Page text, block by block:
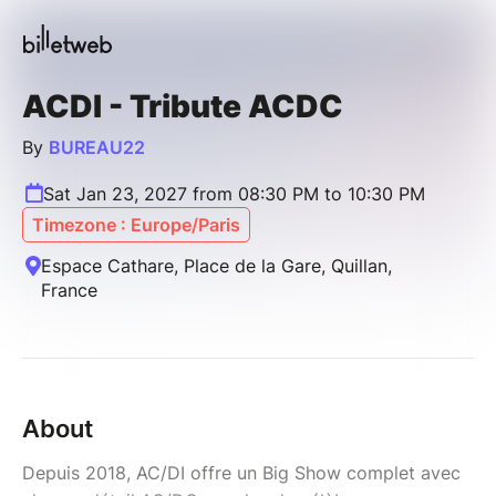
ACDI - Tribute ACDC
By BUREAU22
Sat Jan 23, 2027 from 08:30 PM to 10:30 PM
Timezone : Europe/Paris
Espace Cathare, Place de la Gare, Quillan,
France
About
Depuis 2018, AC/DI offre un Big Show complet avec